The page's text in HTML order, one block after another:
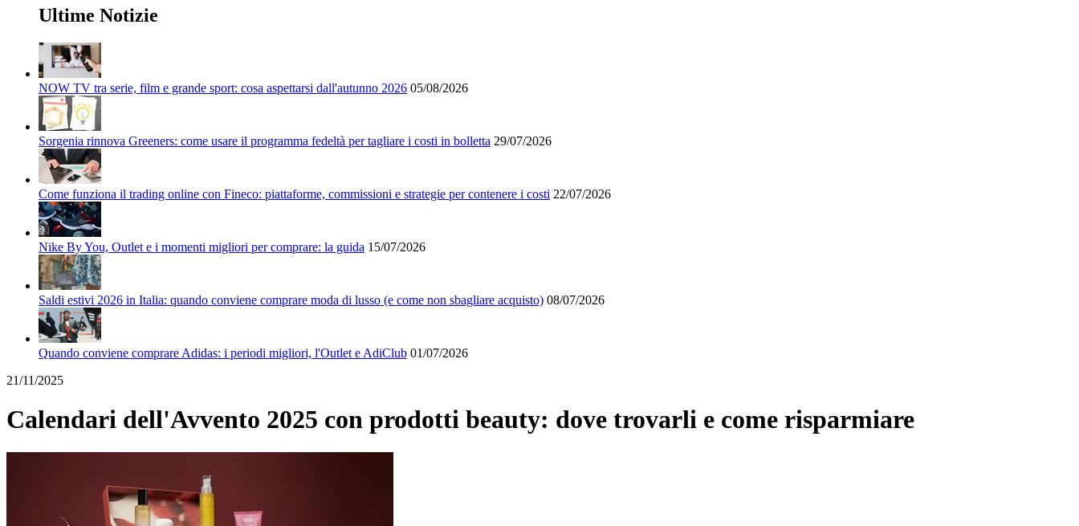
Ultime Notizie
NOW TV tra serie, film e grande sport: cosa aspettarsi dall'autunno 2026 05/08/2026
Sorgenia rinnova Greeners: come usare il programma fedeltà per tagliare i costi in bolletta 29/07/2026
Come funziona il trading online con Fineco: piattaforme, commissioni e strategie per contenere i costi 22/07/2026
Nike By You, Outlet e i momenti migliori per comprare: la guida 15/07/2026
Saldi estivi 2026 in Italia: quando conviene comprare moda di lusso (e come non sbagliare acquisto) 08/07/2026
Quando conviene comprare Adidas: i periodi migliori, l'Outlet e AdiClub 01/07/2026
21/11/2025
Calendari dell'Avvento 2025 con prodotti beauty: dove trovarli e come risparmiare